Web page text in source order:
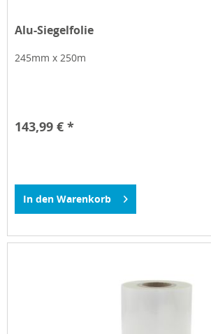
Alu-Siegelfolie
245mm x 250m
143,99 € *
In den Warenkorb